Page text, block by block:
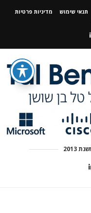
תנאי שימוש
מדיניות פרטיות